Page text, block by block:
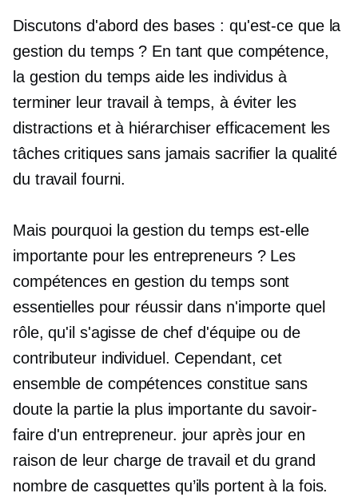
Discutons d'abord des bases : qu'est-ce que la
gestion du temps ? En tant que compétence,
la gestion du temps aide les individus à
terminer leur travail à temps, à éviter les
distractions et à hiérarchiser efficacement les
tâches critiques sans jamais sacrifier la qualité
du travail fourni.
Mais pourquoi la gestion du temps est-elle
importante pour les entrepreneurs ? Les
compétences en gestion du temps sont
essentielles pour réussir dans n'importe quel
rôle, qu'il s'agisse de chef d'équipe ou de
contributeur individuel. Cependant, cet
ensemble de compétences constitue sans
doute la partie la plus importante du savoir-
faire d'un entrepreneur. jour après jour en
raison de leur charge de travail et du grand
nombre de casquettes qu’ils portent à la fois.